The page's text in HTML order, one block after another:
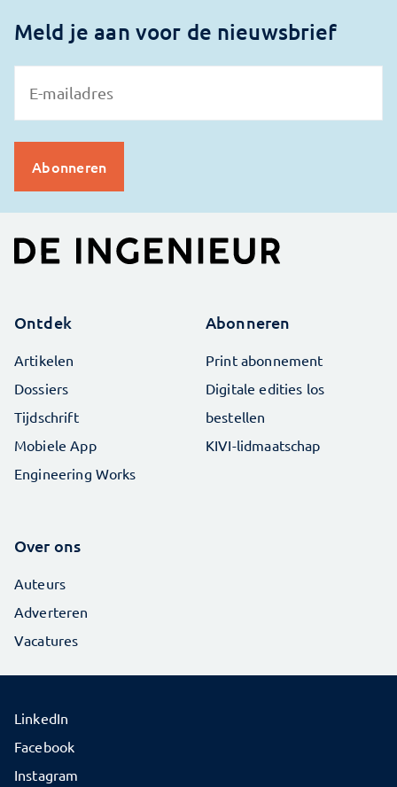
Meld je aan voor de nieuwsbrief
Ontdek
Artikelen
Dossiers
Tijdschrift
Mobiele App
Engineering Works
Abonneren
Print abonnement
Digitale edities los
bestellen
KIVI-lidmaatschap
Over ons
Auteurs
Adverteren
Vacatures
LinkedIn
Facebook
Instagram